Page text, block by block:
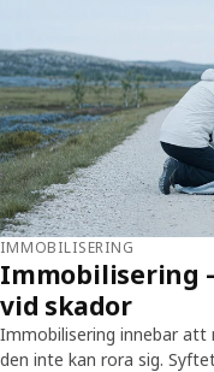
IMMOBILISERING
Immobilisering
vid skador
Immobilisering innebar att
den inte kan rora sig.